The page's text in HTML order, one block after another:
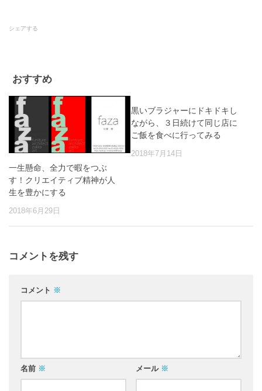
シェアする
おすすめ
一生懸命、全力で暇をつぶ
す！クリエイティブ精神が人
生を豊かにする
2018年6月29日
黒いブラジャーにドキドキし
ながら、３日続けて同じ店に
ご飯を食べに行ってみる
2018年7月14日
コメントを残す
コメント ※
名前 ※ メール ※